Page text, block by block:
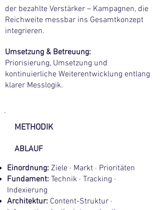
der bezahlte Verstärker – Kampagnen, die
Reichweite messbar ins Gesamtkonzept
integrieren.
Umsetzung & Betreuung:
Priorisierung, Umsetzung und
kontinuierliche Weiterentwicklung entlang
klarer Messlogik.
METHODIK
ABLAUF
Einordnung: Ziele · Markt · Prioritäten
Fundament: Technik · Tracking ·
Indexierung
Architektur: Content-Struktur ·